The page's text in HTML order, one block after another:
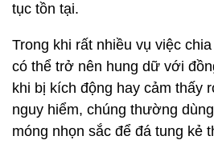
tục tồn tại.
Trong khi rất nhiều vụ việc
có thể trở nên hung dữ với
khi bị kích động hay cảm thấy
nguy hiểm, chúng thường
móng nhọn sắc để đá tung kẻ